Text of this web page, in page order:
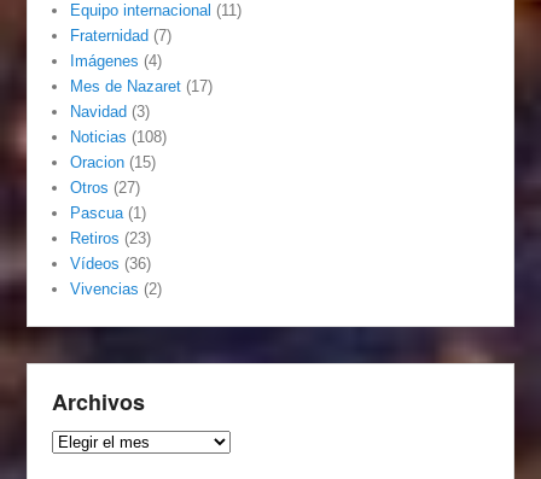
Equipo internacional (11)
Fraternidad (7)
Imágenes (4)
Mes de Nazaret (17)
Navidad (3)
Noticias (108)
Oracion (15)
Otros (27)
Pascua(1)
Retiros (23)
Vídeos (36)
Vivencias (2)
Archivos
Archivos